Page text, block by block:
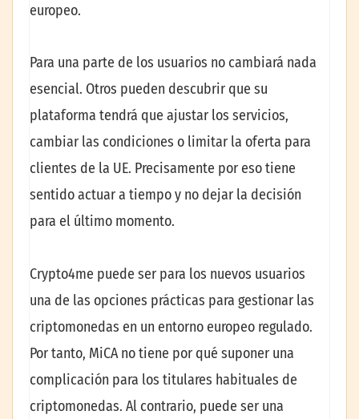
europeo.
Para una parte de los usuarios no cambiará nada
esencial. Otros pueden descubrir que su
plataforma tendrá que ajustar los servicios,
cambiar las condiciones o limitar la oferta para
clientes de la UE. Precisamente por eso tiene
sentido actuar a tiempo y no dejar la decisión
para el último momento.
Crypto4me puede ser para los nuevos usuarios
una de las opciones prácticas para gestionar las
criptomonedas en un entorno europeo regulado.
Por tanto, MiCA no tiene por qué suponer una
complicación para los titulares habituales de
criptomonedas. Al contrario, puede ser una